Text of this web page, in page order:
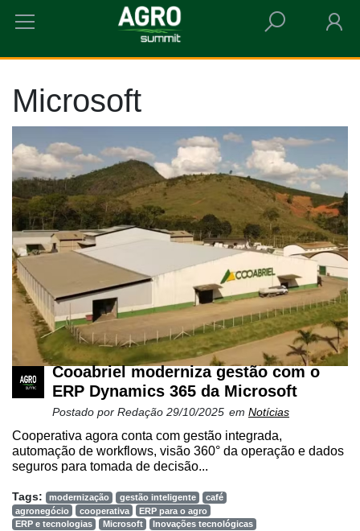
HOME MICROSOFT
Microsoft
Cooabriel moderniza gestão com o
ERP Dynamics 365 da Microsoft
Postado por Redação 29/10/2025 em Notícias
Cooperativa agora conta com gestão integrada,
automação de workflows, visão 360° da operação e dados
seguros para tomada de decisão...
Tags: modernização gestão inteligente
café
agronegócio
cooperativa
ERP para o agro
ERP e tecnologias
Microsoft Inovações tecnológicas